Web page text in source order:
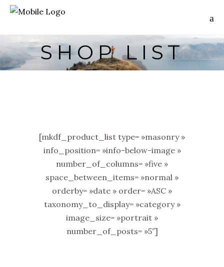
SHOP LIST
[mkdf_product_list type= »masonry »
info_position= »info-below-image »
number_of_columns= »five »
space_between_items= »normal »
orderby= »date » order= »ASC »
taxonomy_to_display= »category »
image_size= »portrait »
number_of_posts= »5″]